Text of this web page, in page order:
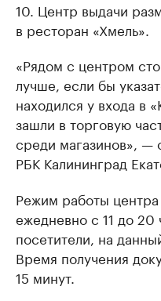
10. Центр выдачи
в ресторан «Хмель».
«Рядом с центром
лучше, если бы
находился у входа в
зашли в торговую
среди магазинов», —
РБК Калининград
Режим работы
ежедневно с 11 до 20
посетители, на
Время получения
15 минут.